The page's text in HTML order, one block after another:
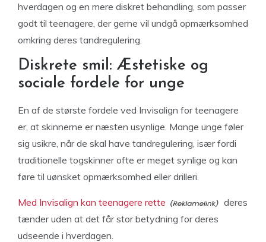
hverdagen og en mere diskret behandling, som passer
godt til teenagere, der gerne vil undgå opmærksomhed
omkring deres tandregulering.
Diskrete smil: Æstetiske og
sociale fordele for unge
En af de største fordele ved Invisalign for teenagere
er, at skinnerne er næsten usynlige. Mange unge føler
sig usikre, når de skal have tandregulering, især fordi
traditionelle togskinner ofte er meget synlige og kan
føre til uønsket opmærksomhed eller drilleri.
Med Invisalign kan teenagere rette
deres
tænder uden at det får stor betydning for deres
udseende i hverdagen.